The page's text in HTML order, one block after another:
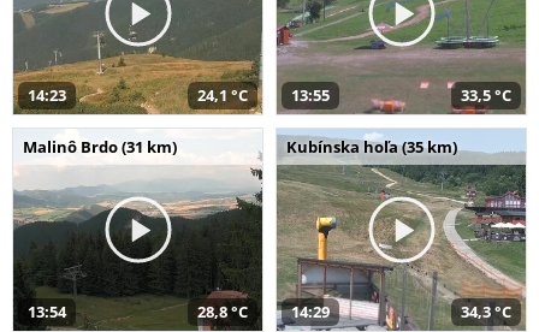
14:23 24,1 °C 13:55 33,5 °C
Malinô Brdo (31 km)
13:54 28,8 °C
Kubínska hoľa (35 km)
14:29 34,3 °C